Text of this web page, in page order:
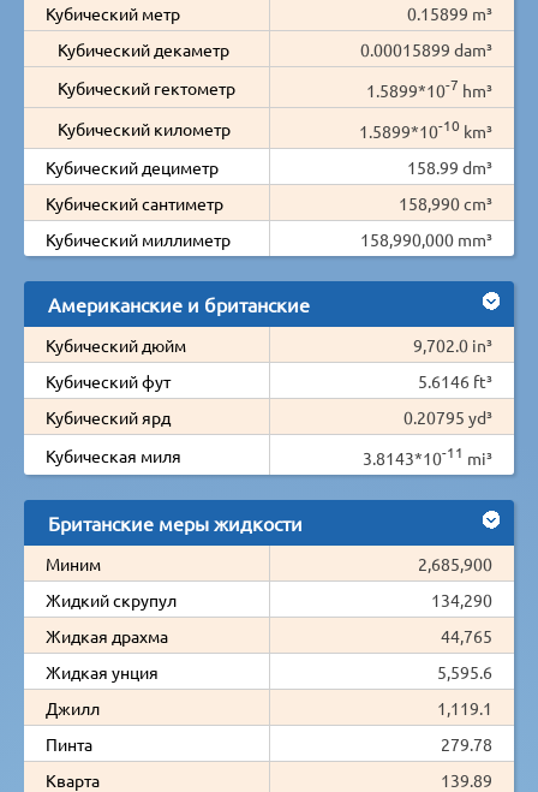
Кубический метр
0.15899 m³
Кубический декаметр
0.00015899 dam³
Кубический гектометр
1.5899*10-7 hm³
Кубический километр
1.5899*10-10 km³
Кубический дециметр
158.99 dm³
Кубический сантиметр
158,990 cm³
Кубический миллиметр
158,990,000 mm³
Американские и британские
Кубический дюйм
9,702.0 in³
Кубический фут
5.6146 ft³
Кубический ярд
0.20795 yd³
Кубическая миля
3.8143*10-11 mi³
Британские меры жидкости
Миним
2,685,900
Жидкий скрупул
134,290
Жидкая драхма
44,765
Жидкая унция
5,595.6
Джилл
1,119.1
Пинта
279.78
Кварта
139.89